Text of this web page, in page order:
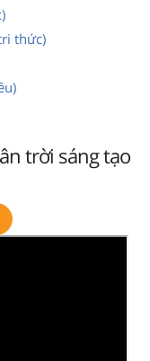
thức)
trời sáng tạo